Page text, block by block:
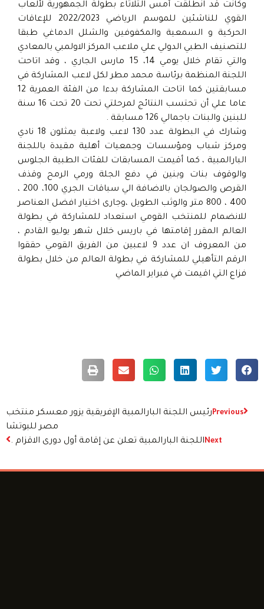
وكانت قد انطلقت أمس الثلاثاء بطولة الجمهورية لألعاب
القوي للناشئين للموسم الرياضي 2022/2023 للإعاقات
الحركية و السمعية والمكفوفين والشلل الدماغي طبقا
للتصنيف الطبي الدولي علي ملاعب المركز الاولمبي بالمعادي
والتي تقام خلال يومي 14، 15 مارس الجاري ، وقد اتاحت
اللجنة المنظمة برئاسة محمد مطر لكل لاعب المشاركة في
مسابقتين كما اتاحت المشاركة بدءا من الفئة العمرية 12
عاما علي أن تحتسب النتائج لمرحلتي تحت 20 تحت 16 سنة
للبنين والبنات باجمالي 126 مسابقة .
وشارك في البطولة عدد 130 لاعب ولاعبة يمثلون 18 نادي
ومركز شباب ومؤسسات وجمعيات أهلية مقيدة باللجنة
البارالمبية ، كما أقيمت المسابقات للفئات الطبية الجلوس
والوقوف بنات وبنين في دفع الجلة ورمي الرمح وقذف
القرص والصولجان بالاضافة الي سباقات الجري 100، 200 ،
400 ، 800 متر والوثب الطويل ،وجارى اختيار افضل العناصر
للانضمام للمنتخب القومي استعداد للمشاركة في بطولة
العالم المقرر إقامتها في باريس خلال شهر يوليو القادم ،
من المعروف ان عدد 9 لاعبين من الفريق القومي حققوا
الرقم التأهيلي للمشاركة في بطولة العالم من خلال بطولة
فزاع التي اقيمت في فبراير الماضي
Previousرئيس اللجنة البارالمبية الإفريقية يزور معسكر منتخب
مصر للبوتشا
Nextاللجنة البارالمبية تعلن عن إقامة أول دورى الاقزام .